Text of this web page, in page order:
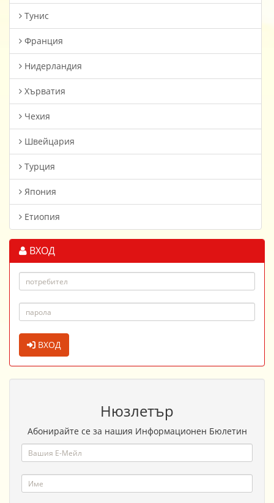
Тунис
Франция
Нидерландия
Хърватия
Чехия
Швейцария
Турция
Япония
Етиопия
ВХОД
ВХОД
Нюзлетър
Абонирайте се за нашия Информационен Бюлетин